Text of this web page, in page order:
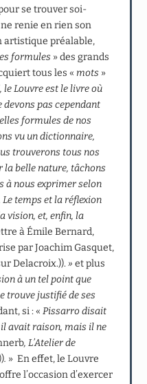
se trouver soi-
renie en rien son
artistique préalable,
formules » des grands
tous les « mots »
le Louvre est le livre où
devons pas cependant
formules de nos
vu un dictionnaire,
trouverons tous nos
la belle nature, tâchons
à nous exprimer selon
temps et la réflexion
vision, et, enfin, la
à Émile Bernard,
par Joachim Gasquet,
Delacroix.)).»et plus
à un tel point que
trouve justifié de ses
si : «Pissarro disait
avait raison, mais il ne
, L’Atelier de
. » En effet, le Louvre
l’occasion d’exercer